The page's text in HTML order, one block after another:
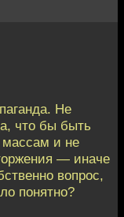
Не
что бы быть
и не
— иначе
вопрос,
понятно?